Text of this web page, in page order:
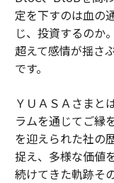
定を下すのは血の
じ、投資するのか
超えて感情が揺さ
です。
ＹＵＡＳＡさまと
ラムを通じてご縁
を迎えられた社の
捉え、多様な価値
続けてきた軌跡そ